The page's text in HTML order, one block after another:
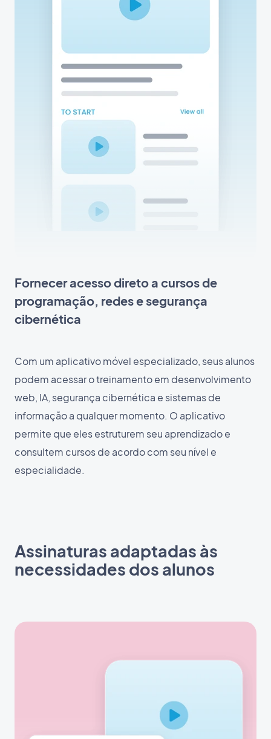
Fornecer acesso direto a cursos de
programação, redes e segurança
cibernética
Com um aplicativo móvel especializado, seus alunos
podem acessar o treinamento em desenvolvimento
web, IA, segurança cibernética e sistemas de
informação a qualquer momento. O aplicativo
permite que eles estruturem seu aprendizado e
consultem cursos de acordo com seu nível e
especialidade.
Assinaturas adaptadas às
necessidades dos alunos